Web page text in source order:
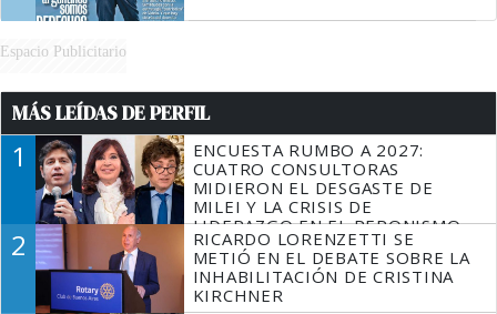
Espacio Publicitario
MÁS LEÍDAS DE PERFIL
1
ENCUESTA RUMBO A 2027:
CUATRO CONSULTORAS
MIDIERON EL DESGASTE DE
MILEI Y LA CRISIS DE
LIDERAZGO EN EL PERONISMO
2
RICARDO LORENZETTI SE
METIÓ EN EL DEBATE SOBRE LA
INHABILITACIÓN DE CRISTINA
KIRCHNER